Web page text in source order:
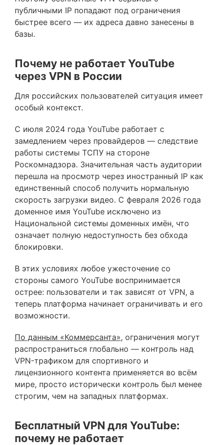
публичными IP попадают под ограничения
быстрее всего — их адреса давно занесены в
базы.
Почему не работает YouTube
через VPN в России
Для российских пользователей ситуация имеет
особый контекст.
С июля 2024 года YouTube работает с
замедлением через провайдеров — следствие
работы системы ТСПУ на стороне
Роскомнадзора. Значительная часть аудитории
перешла на просмотр через иностранный IP как
единственный способ получить нормальную
скорость загрузки видео. С февраля 2026 года
доменное имя YouTube исключено из
Национальной системы доменных имён, что
означает полную недоступность без обхода
блокировки.
В этих условиях любое ужесточение со
стороны самого YouTube воспринимается
острее: пользователи и так зависят от VPN, а
теперь платформа начинает ограничивать и его
возможности.
По данным «Коммерсанта», ограничения могут
распространиться глобально — контроль над
VPN-трафиком для спортивного и
лицензионного контента применяется во всём
мире, просто исторически контроль был менее
строгим, чем на западных платформах.
Бесплатный VPN для YouTube:
почему не работает